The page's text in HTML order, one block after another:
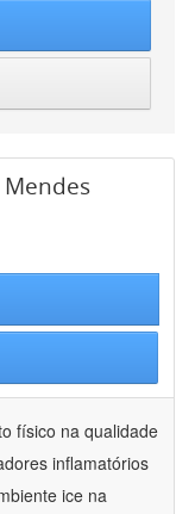
físico na qualidade
inflamatórios
ice na